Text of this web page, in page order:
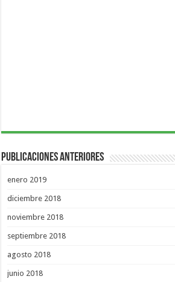
Publicaciones Anteriores
enero 2019
diciembre 2018
noviembre 2018
septiembre 2018
agosto 2018
junio 2018